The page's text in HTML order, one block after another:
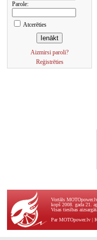
Parole:
Atcerēties
Aizmirsi paroli?
Reģistrēties
Vortāls
kopš 2008. gada 21.
Visas tiesības
Par MOTOpower.lv |